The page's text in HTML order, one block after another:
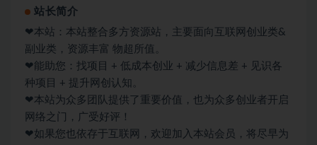
站长简介
❤本站：本站整合多方资源站，主要面向互联网创业类&
副业类，资源丰富 物超所值。
❤能助您：找项目 + 低成本创业 + 减少信息差 + 见识各
种项目 + 提升网创认知。
❤本站为众多团队提供了重要价值，也为众多创业者开启
网络之门，广受好评！
❤如果您也依存于互联网，欢迎加入本站会员，将尽早为